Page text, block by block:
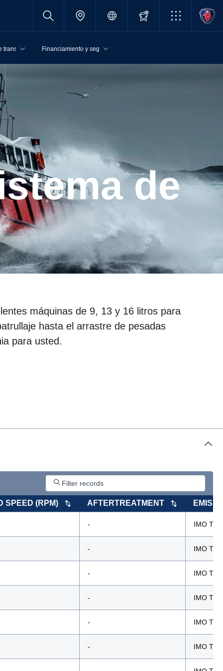
Financiamiento y seguros
máquinas de 9, 13 y 16 litros para
hasta el arrastre de pesadas
para usted.
SPEED (RPM) AFTERTREATMENT
- IMO
- IMO
- IMO
- IMO
- IMO
- IMO